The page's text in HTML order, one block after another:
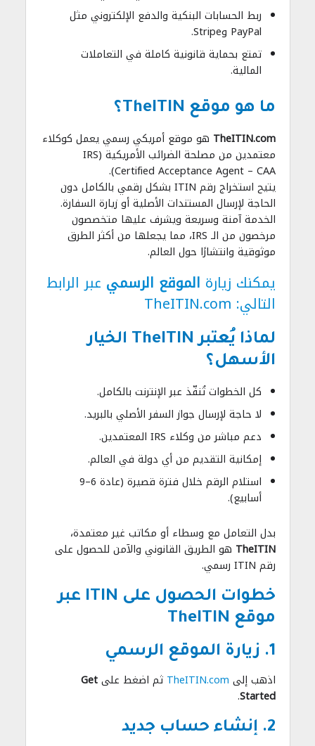
ربط الحسابات البنكية والدفع الإلكتروني مثل
PayPal وStripe.
تمتع بحماية قانونية كاملة في التعاملات
المالية.
ما هو موقع TheITIN؟
TheITIN.com هو موقع أمريكي رسمي يعمل كوكلاء
معتمدين من مصلحة الضرائب الأمريكية (IRS
Certified Acceptance Agent – CAA).
يتيح استخراج رقم ITIN بشكل رقمي بالكامل دون
الحاجة لإرسال المستندات الأصلية أو زيارة السفارة.
الخدمة آمنة وسريعة ويشرف عليها متخصصون
مرخصون من الـ IRS، مما يجعلها من أكثر الطرق
موثوقية وانتشارًا حول العالم.
يمكنك زيارة الموقع الرسمي عبر الرابط
التالي: TheITIN.com
لماذا يُعتبر TheITIN الخيار
الأسهل؟
كل الخطوات تُنفّذ عبر الإنترنت بالكامل.
لا حاجة لإرسال جواز السفر الأصلي بالبريد.
دعم مباشر من وكلاء IRS المعتمدين.
إمكانية التقديم من أي دولة في العالم.
استلام الرقم خلال فترة قصيرة (عادة 6–9
أسابيع).
بدل التعامل مع وسطاء أو مكاتب غير معتمدة،
TheITIN هو الطريق القانوني والآمن للحصول على
رقم ITIN رسمي.
خطوات الحصول على ITIN عبر
موقع TheITIN
1. زيارة الموقع الرسمي
اذهب إلى TheITIN.com ثم اضغط علىGet
Started
.
2. إنشاء حساب جديد